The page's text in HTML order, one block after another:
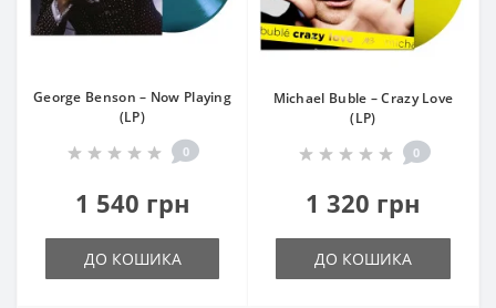
George Benson ‎– Now Playing
(LP)
0
1 540 грн
ДО КОШИКА
Michael Buble – Crazy Love
(LP)
0
1 320 грн
ДО КОШИКА